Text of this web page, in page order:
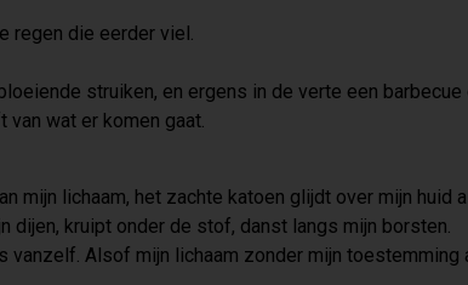
regen die eerder viel.
struiken, en ergens in de verte een
wat er komen gaat.
mijn lichaam, het zachte katoen glijdt over mijn huid
dijen, kruipt onder de stof, danst langs mijn borsten.
vanzelf. Alsof mijn lichaam zonder mijn toestemming